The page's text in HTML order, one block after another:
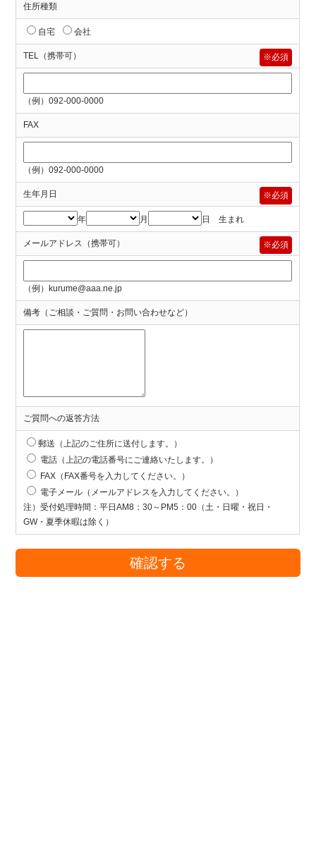
住所種類
自宅 会社
TEL（携帯可） ※必須
（例）092-000-0000
FAX
（例）092-000-0000
生年月日 ※必須
年 月 日 生まれ
メールアドレス（携帯可） ※必須
（例）kurume@aaa.ne.jp
備考（ご相談・ご質問・お問い合わせなど）
ご質問への返答方法
郵送（上記のご住所に送付します。）
電話（上記の電話番号にご連絡いたします。）
FAX（FAX番号を入力してください。）
電子メール（メールアドレスを入力してください。）
注）受付処理時間：平日AM8：30～PM5：00（土・日曜・祝日・
GW・夏季休暇は除く）